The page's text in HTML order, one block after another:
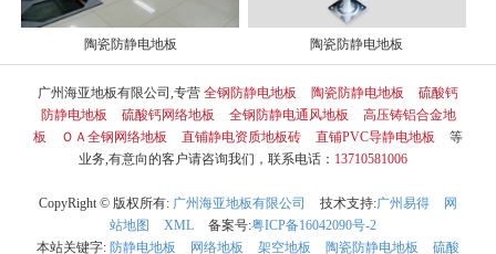
陶瓷防静电地板 陶瓷防静电地板
广州海亚地板有限公司,专营 全钢防静电地板 陶瓷防静电地板
硫酸钙
防静电地板
硫酸钙网络地板 全钢防静电通风地板
高压铸铝合金地
板
ＯＡ全钢网络地板 直铺静电资质地板砖 直铺PVC导静电地板
等
业务,有意向的客户请咨询我们，联系电话： 13710581006
CopyRight © 版权所有: 广州海亚地板有限公司 技术支持:广州易得
网
站地图
XML 备案号:粤ICP备16042090号-2
本站关键字: 防静电地板 网络地板 架空地板 陶瓷防静电地板 硫酸